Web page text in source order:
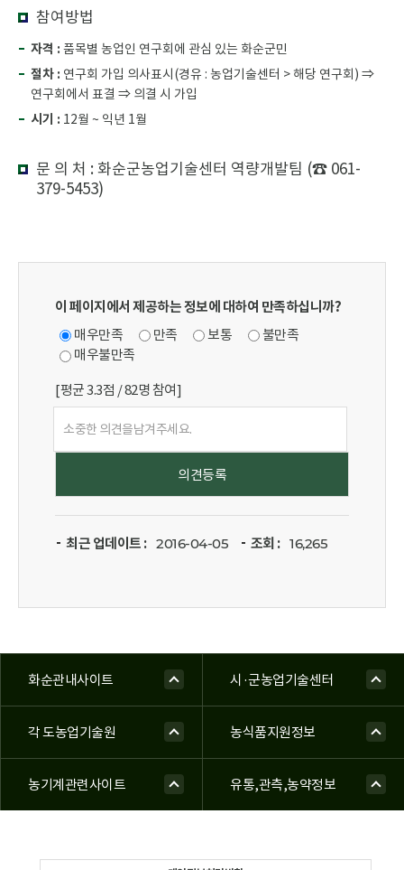
참여방법
자격 : 품목별 농업인 연구회에 관심 있는 화순군민
절차 : 연구회 가입 의사표시(경유 : 농업기술센터 > 해당 연구회) ⇒
연구회에서 표결 ⇒ 의결 시 가입
시기 : 12월 ~ 익년 1월
문 의 처 : 화순군농업기술센터 역량개발팀 (☎ 061-
379-5453)
이 페이지에서 제공하는 정보에 대하여 만족하십니까?
매우만족
만족 보통
불만족
매우불만족
[평균3.3점 /82명 참여]
최근 업데이트 : 2016-04-05 조회 : 16,265
화순관내사이트 시·군농업기술센터
각 도농업기술원 농식품지원정보
농기계관련사이트 유통,관측,농약정보